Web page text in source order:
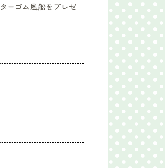
ーゴム風船をプレゼ